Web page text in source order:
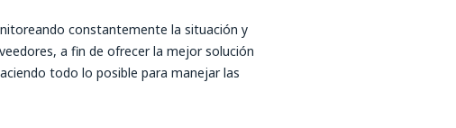
constantemente la situación y
a fin de ofrecer la mejor solución
todo lo posible para manejar las